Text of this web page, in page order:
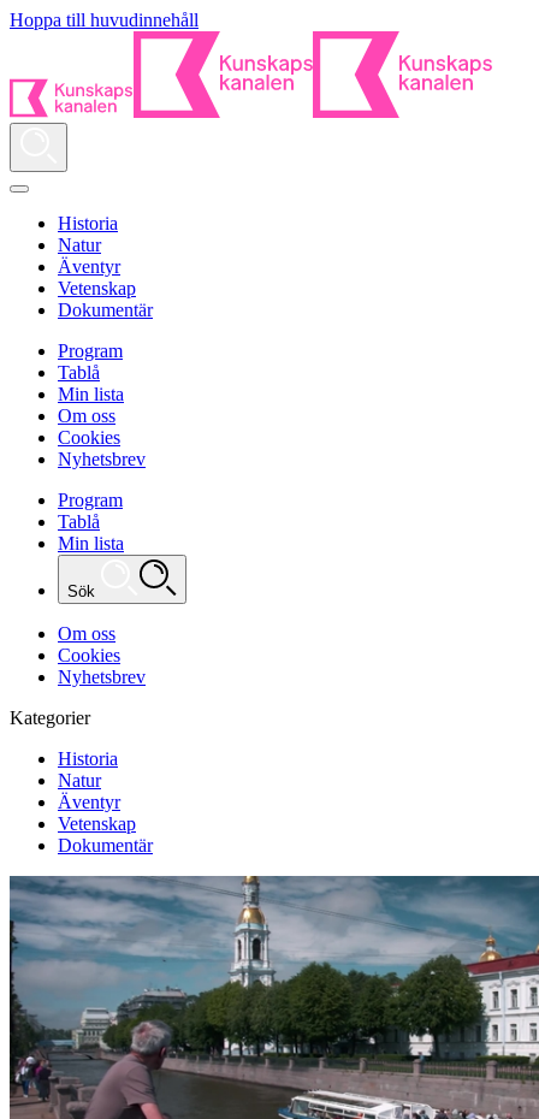
Hoppa till huvudinnehåll
Historia
Natur
Äventyr
Vetenskap
Dokumentär
Program
Tablå
Min lista
Om oss
Cookies
Nyhetsbrev
Program
Tablå
Min lista
Sök
Om oss
Cookies
Nyhetsbrev
Kategorier
Historia
Natur
Äventyr
Vetenskap
Dokumentär